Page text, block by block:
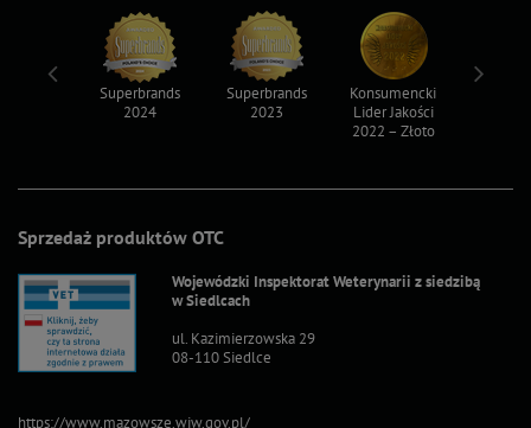
Sprzedaż produktów OTC
Wojewódzki Inspektorat Weterynarii z siedzibą
w Siedlcach
ul. Kazimierzowska 29
08-110 Siedlce
https://www.mazowsze.wiw.gov.pl/
Superbrands
2024
Superbrands
2023
Konsumencki
Lider Jakości
2022 – Złoto